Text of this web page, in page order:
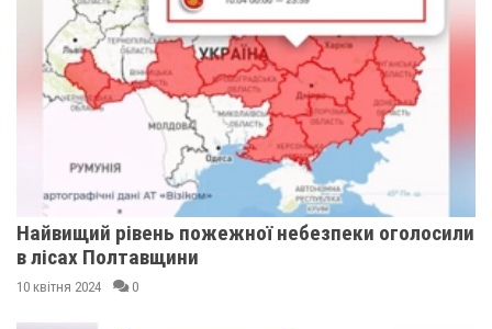
Найвищий рівень пожежної небезпеки оголосили
в лісах Полтавщини
10 квітня 2024 0